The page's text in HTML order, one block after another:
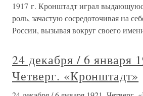
1917 г. Кронштадт играл
роль, зачастую сосредоточивая на
России, вызывая вокруг своего
24 декабря / 6 января
Четверг. «Кронштадт»